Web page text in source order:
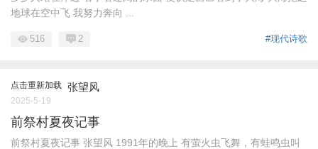
地球在空中飞 我努力奔向 ...
#现代诗歌
516 2
点击重新加载 张望风
2025-5-19
前祭村夏夜记事
前祭村夏夜记事 张望风 1991年的晚上 有萤火虫飞舞，有蛙鸣虫叫